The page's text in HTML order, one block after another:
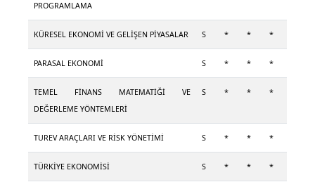
PROGRAMLAMA
KÜRESEL EKONOMİ VE GELİŞEN PİYASALAR S * * *
PARASAL EKONOMİ S * * *
TEMEL FİNANS MATEMATİĞİ VE
DEĞERLEME YÖNTEMLERİ
S * * *
TUREV ARAÇLARI VE RİSK YÖNETİMİ S * * *
TÜRKİYE EKONOMİSİ S * * *